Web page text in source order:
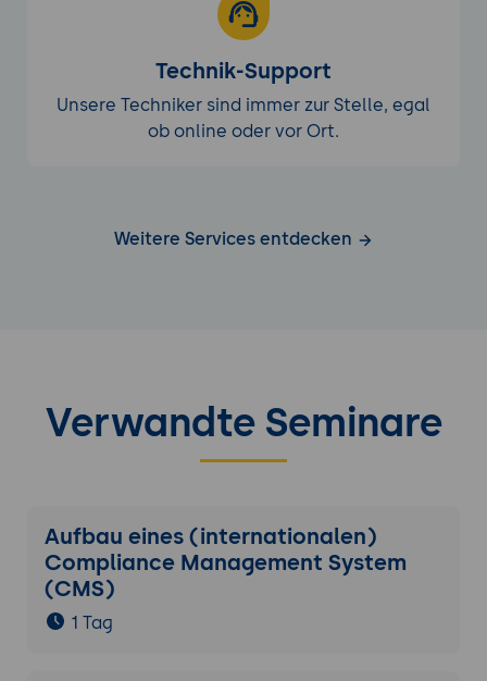
Technik-Support
Unsere Techniker sind immer zur Stelle, egal
ob online oder vor Ort.
Weitere Services entdecken
Verwandte Seminare
Aufbau eines (internationalen)
Compliance Management System
(CMS)
1 Tag